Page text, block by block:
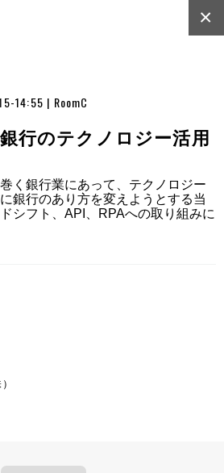
14:55 | RoomC
×
行のテクノロジー活用
く銀行業にあって、テクノロジー
銀行のあり方を変えようとする当
シフト、API、RPAへの取り組みに